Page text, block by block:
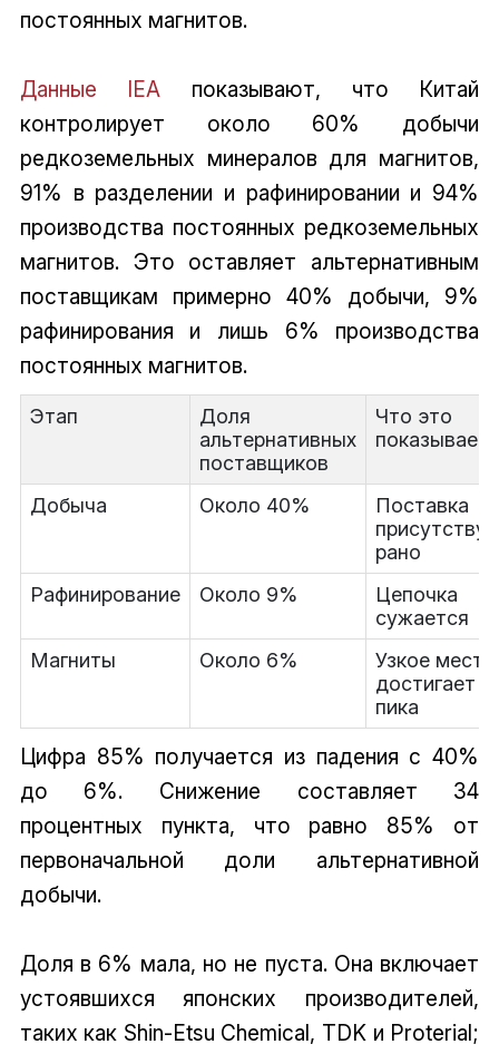
постоянных магнитов.
Данные IEA показывают, что Китай
контролирует около 60% добычи
редкоземельных минералов для магнитов,
91% в разделении и рафинировании и 94%
производства постоянных редкоземельных
магнитов. Это оставляет альтернативным
поставщикам примерно 40% добычи, 9%
рафинирования и лишь 6% производства
постоянных магнитов.
Этап
Доля
альтернативных
поставщиков
Что это
показывает
Добыча Около 40%
Поставка
рано
Рафинирование
Около 9%
Цепочка
сужается
Магниты
Около 6%
Узкое место
достигает
пика
Цифра 85% получается из падения с 40%
до 6%. Снижение составляет 34
процентных пункта, что равно 85% от
первоначальной доли альтернативной
добычи.
Доля в 6% мала, но не пуста. Она включает
устоявшихся японских производителей,
таких как Shin-Etsu Chemical, TDK и Proterial;